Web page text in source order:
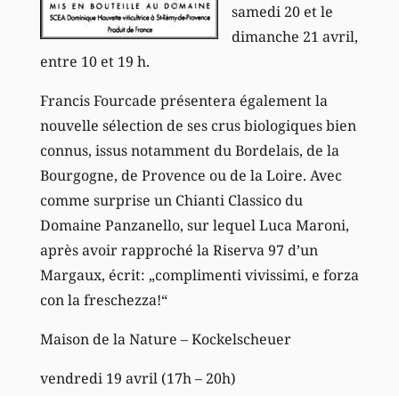
samedi 20 et le
dimanche 21 avril,
entre 10 et 19 h.
Francis Fourcade présentera également la
nouvelle sélection de ses crus biologiques bien
connus, issus notamment du Bordelais, de la
Bourgogne, de Provence ou de la Loire. Avec
comme surprise un Chianti Classico du
Domaine Panzanello, sur lequel Luca Maroni,
après avoir rapproché la Riserva 97 d’un
Margaux, écrit: „complimenti vivissimi, e forza
con la freschezza!“
Maison de la Nature – Kockelscheuer
vendredi 19 avril (17h – 20h)